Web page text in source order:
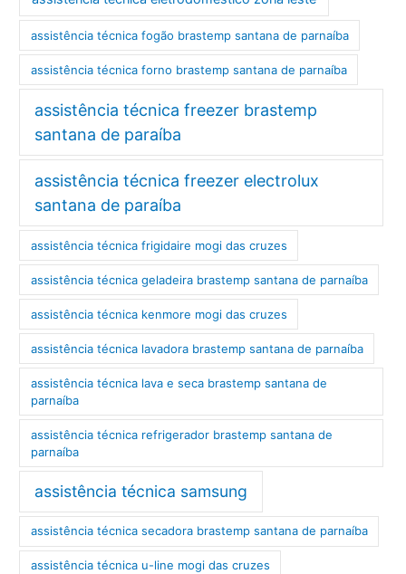
assistência técnica fogão brastemp santana de parnaíba
assistência técnica forno brastemp santana de parnaíba
assistência técnica freezer brastemp
santana de paraíba
assistência técnica freezer electrolux
santana de paraíba
assistência técnica frigidaire mogi das cruzes
assistência técnica geladeira brastemp santana de parnaíba
assistência técnica kenmore mogi das cruzes
assistência técnica lavadora brastemp santana de parnaíba
assistência técnica lava e seca brastemp santana de
parnaíba
assistência técnica refrigerador brastemp santana de
parnaíba
assistência técnica samsung
assistência técnica secadora brastemp santana de parnaíba
assistência técnica u-line mogi das cruzes